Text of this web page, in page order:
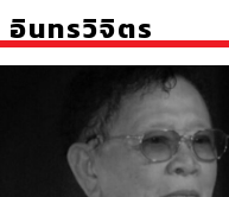
อินทรวิจิตร